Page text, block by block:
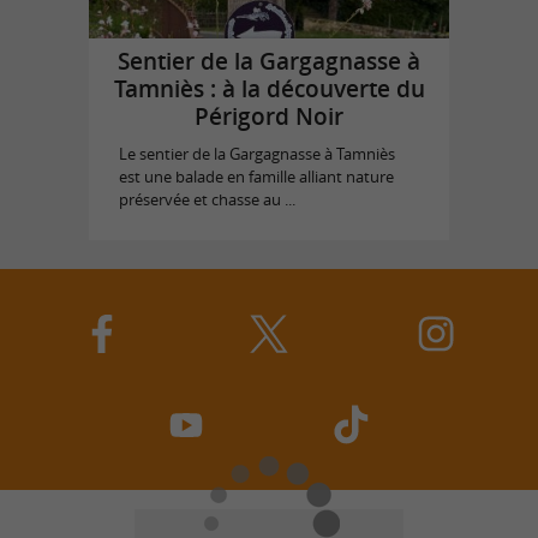
Sentier de la Gargagnasse à
Tamniès : à la découverte du
Périgord Noir
Le sentier de la Gargagnasse à Tamniès
est une balade en famille alliant nature
préservée et chasse au ...